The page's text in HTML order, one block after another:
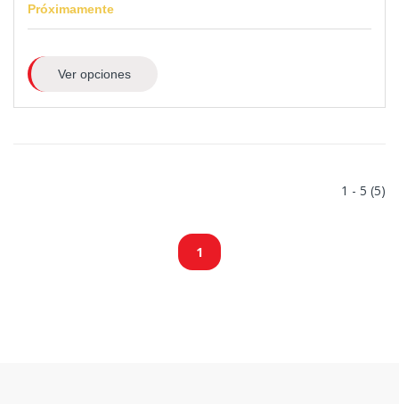
Próximamente
Ver opciones
1 - 5 (5)
1